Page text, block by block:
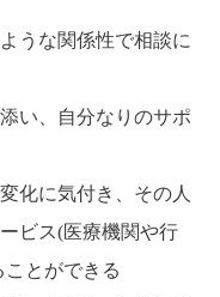
うな関係性で相談に
い、自分なりのサポ
化に気付き、その人
ビス(医療機関や行
とができる